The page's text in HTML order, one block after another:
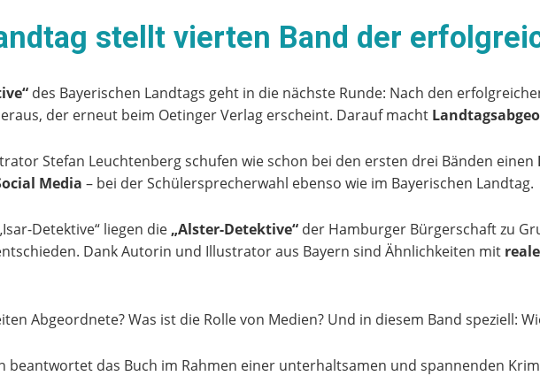
stellt vierten Band der
des Bayerischen Landtags geht in die nächste Runde: Nach den
der erneut beim Oetinger Verlag erscheint. Darauf macht
Stefan Leuchtenberg schufen wie schon bei den ersten drei Bänden einen
Media – bei der Schülersprecherwahl ebenso wie im Bayerischen Landtag.
Detektive“ liegen die „Alster-Detektive“ der Hamburger Bürgerschaft zu
Dank Autorin und Illustrator aus Bayern sind Ähnlichkeiten mit
Abgeordnete? Was ist die Rolle von Medien? Und in diesem Band speziell:
beantwortet das Buch im Rahmen einer unterhaltsamen und spannenden